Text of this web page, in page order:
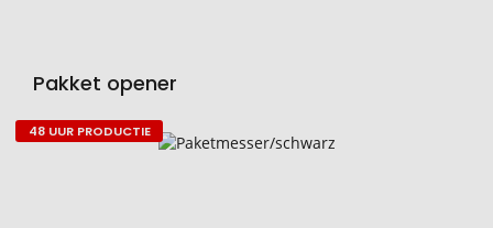
Pakket opener
Naar
48 UUR PRODUCTIE